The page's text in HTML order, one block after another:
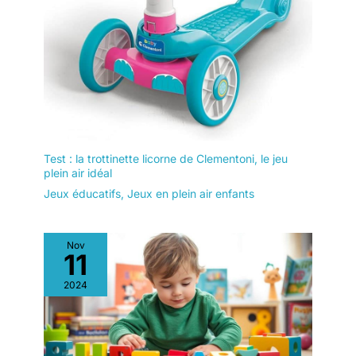
Test : la trottinette licorne de Clementoni, le jeu
plein air idéal
Jeux éducatifs, Jeux en plein air enfants
Nov
11
2024